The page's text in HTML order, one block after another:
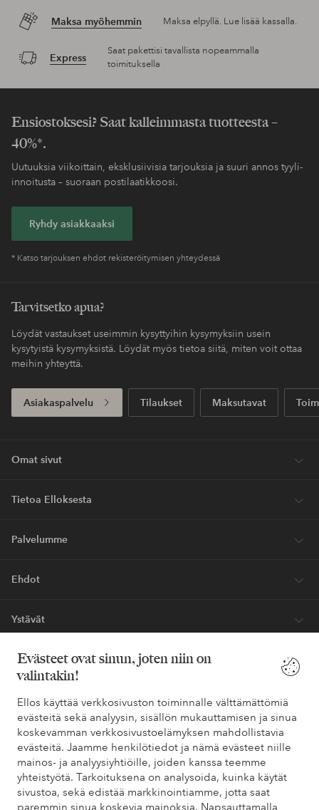
Evästeet ovat sinun, joten niin on
valintakin!
Ellos käyttää verkkosivuston toiminnalle välttämättömiä
evästeitä sekä analyysin, sisällön mukauttamisen ja sinua
koskevamman verkkosivustoelämyksen mahdollistavia
evästeitä. Jaamme henkilötiedot ja nämä evästeet niille
mainos- ja analyysiyhtiöille, joiden kanssa teemme
yhteistyötä. Tarkoituksena on analysoida, kuinka käytät
sivustoa, sekä edistää markkinointiamme, jotta saat
paremmin sinua koskevia mainoksia. Napsauttamalla
Maksa myöhemmin Maksa elpyllä. Lue lisää kassalla.
Express
Saat pakettisi tavallista nopeammalla
toimituksella
Ensiostoksesi? Saat kalleimmasta tuotteesta –
40%*.
Uutuuksia viikoittain, eksklusiivisia tarjouksia ja suuri annos tyyli-
innoitusta – suoraan postilaatikkoosi.
Ryhdy asiakkaaksi
* Katso tarjouksen ehdot rekisteröitymisen yhteydessä
Tarvitsetko apua?
Löydät vastaukset useimmin kysyttyihin kysymyksiin usein
kysytyistä kysymyksistä. Löydät myös tietoa siitä, miten voit ottaa
meihin yhteyttä.
Asiakaspalvelu Tilaukset Maksutavat
Omat sivut
Tietoa Elloksesta
Palvelumme
Ehdot
Ystävät
Turvalliset maksut – maksa nyt tai erissä
Haluatko tietää lisää maksuvaihtoehdoistamme?
elpy elpy
Suomi - Valitse maa